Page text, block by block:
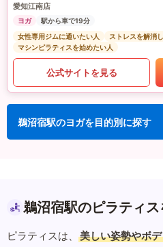
愛知江南店
ヨガ
駅から車で19分
女性専用ジムに通いたい人
ストレスを解消
マシンピラティスを始めたい人
公式サイトを見る
鵜沼宿駅のヨガを目的別に探す
鵜沼宿駅のピラティ
ピラティスは、 美しい姿勢やボ